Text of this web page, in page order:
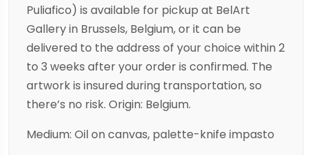
Puliafico) is available for pickup at BelArt
Gallery in Brussels, Belgium, or it can be
delivered to the address of your choice within 2
to 3 weeks after your order is confirmed. The
artwork is insured during transportation, so
there’s no risk. Origin: Belgium.
Medium: Oil on canvas, palette-knife impasto